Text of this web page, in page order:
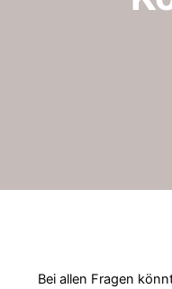
Bei allen Fragen